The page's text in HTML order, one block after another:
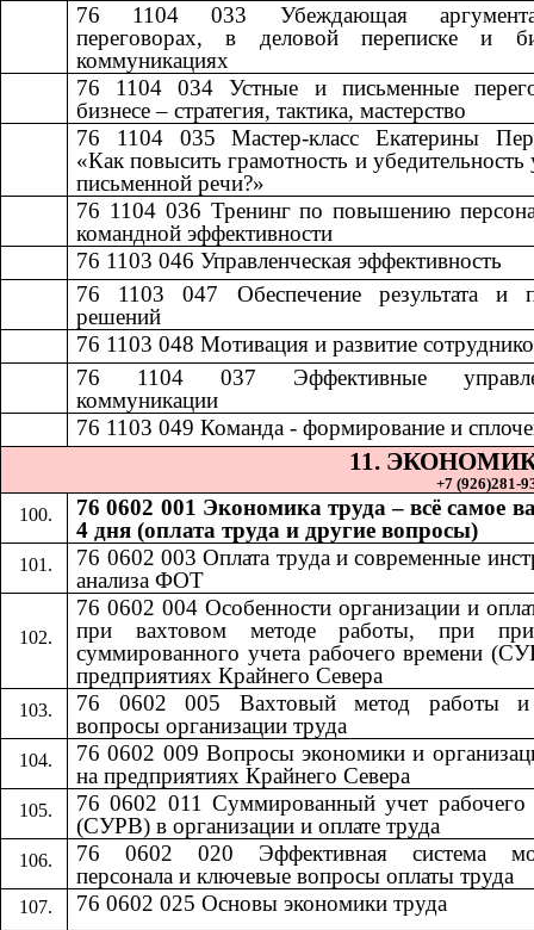
76 1104 033
Убеждающая
переговорах, в деловой переписке и
коммуникациях
76 1104 034 ​​Устные и письменные
бизнесе – стратегия, тактика, мастерство​​
76 1104 035 ​​Мастер-класс Екатерины
«Как повысить грамотность и убедительность
письменной речи?»
76 1104 036 Тренинг по повышению
командной эффективности
76 1103 046 ​​Управленческая эффективность​​
76 1103 047
Обеспечение результата и
решений​​
76 1103 048 ​​Мотивация и развитие
76 1104 037
Эффективные
коммуникации​​
76 1103 049 ​​Команда - формирование и
11.​​
+7 (926)281-
76 0602 001 Экономика труда – всё самое
4 дня (оплата труда и другие вопросы)
76 0602 003 Оплата труда и современные
анализа ФОТ
76 0602 004 Особенности организации и
при вахтовом методе работы, при
суммированного учета рабочего времени
предприятиях Крайнего Севера
76 0602 005 Вахтовый метод работы и
вопросы организации труда
76 0602 009 Вопросы экономики и
на предприятиях Крайнего Севера
76 0602 011 Суммированный учет рабочего
(СУРВ) в организации и оплате труда
76 0602 020 Эффективная система
персонала и ключевые вопросы оплаты труда
76 0602 025 Основы экономики труда